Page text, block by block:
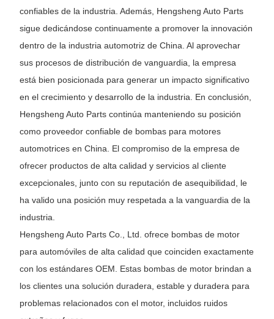
confiables de la industria. Además, Hengsheng Auto Parts
sigue dedicándose continuamente a promover la innovación
dentro de la industria automotriz de China. Al aprovechar
sus procesos de distribución de vanguardia, la empresa
está bien posicionada para generar un impacto significativo
en el crecimiento y desarrollo de la industria. En conclusión,
Hengsheng Auto Parts continúa manteniendo su posición
como proveedor confiable de bombas para motores
automotrices en China. El compromiso de la empresa de
ofrecer productos de alta calidad y servicios al cliente
excepcionales, junto con su reputación de asequibilidad, le
ha valido una posición muy respetada a la vanguardia de la
industria.
Hengsheng Auto Parts Co., Ltd. ofrece bombas de motor
para automóviles de alta calidad que coinciden exactamente
con los estándares OEM. Estas bombas de motor brindan a
los clientes una solución duradera, estable y duradera para
problemas relacionados con el motor, incluidos ruidos